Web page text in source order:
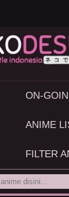
ON-
ANIME
FILTER